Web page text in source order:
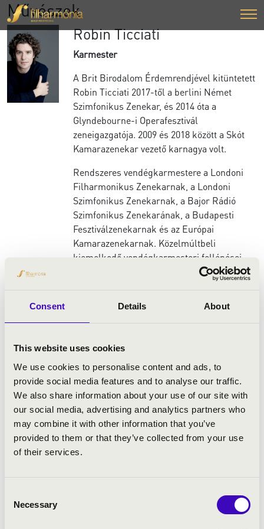
Consent Details About
This website uses cookies
We use cookies to personalise content and ads, to
provide social media features and to analyse our traffic.
We also share information about your use of our site with
our social media, advertising and analytics partners who
may combine it with other information that you’ve
provided to them or that they’ve collected from your use
of their services.
Selection
Necessary
Művészek
Robin Ticciati
Karmester
A Brit Birodalom Érdemrendjével kitüntetett
Robin Ticciati 2017-től a berlini Német
Szimfonikus Zenekar, és 2014 óta a
Glyndebourne-i Operafesztivál
zeneigazgatója. 2009 és 2018 között a Skót
Kamarazenekar vezető karnagya volt.
Rendszeres vendégkarmestere a Londoni
Filharmonikus Zenekarnak, a Londoni
Szimfonikus Zenekarnak, a Bajor Rádió
Szimfonikus Zenekarának, a Budapesti
Fesztiválzenekarnak és az Európai
Kamarazenekarnak. Közelmúltbeli
kiemelkedő vendégkarmesteri fellépései
keretében koncertezett a Bécsi és a Cseh
Zenekarral, a Clevelandi Zenekarral, a
drezdai Staatskapellével.
A Glyndebourne-i Operafesztivál
zeneigazgatójaként a Faust elkárhozása, a
Pelléas és Mélisande, A rózsalovag, a
Szöktetés a szerájból és a Titus kegyelme új
bemutatóit vezényelte.
házassága a Salzburgi Ünnepi Játékokon,